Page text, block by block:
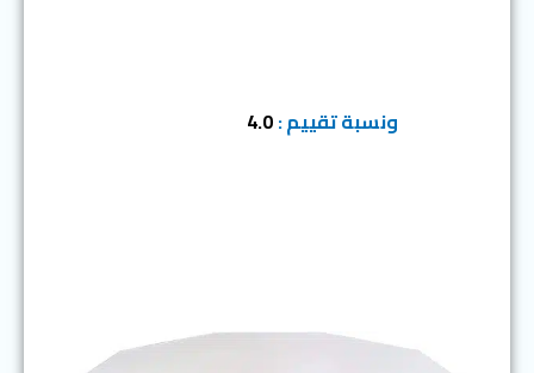
ونسبة تقييم :4.0